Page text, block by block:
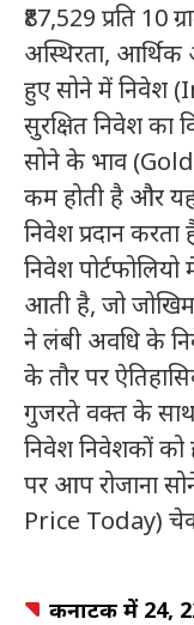
₹87,529 प्रति 10
अस्थिरता, आर्थिक
हुए सोने में निवेश
सुरक्षित निवेश का
सोने के भाव (Gold
कम होती है और
निवेश प्रदान
निवेश
आती है, जो
ने लंबी अवधि के
के तौर पर
गुजरते वक्त के साथ
निवेश निवेशकों को
पर आप रोजाना
Price Today)
कर्नाटक में 24,